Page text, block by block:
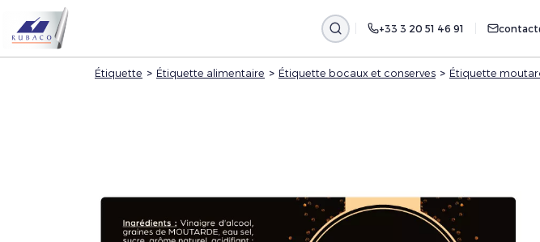
+33 3 20 51 46 91
Étiquette > Étiquette alimentaire > Étiquette bocaux et conserves > Étiquette